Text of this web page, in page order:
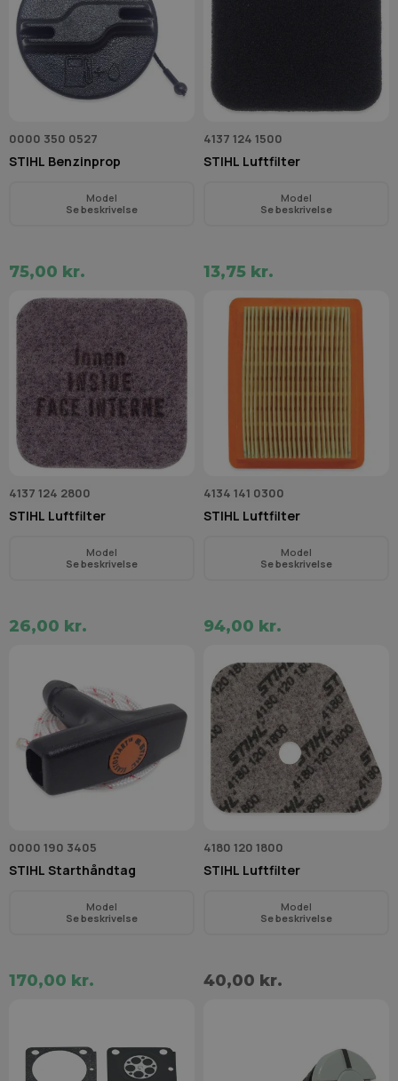
0000 350 0527
STIHL Benzinprop
Model
Se beskrivelse
75,00 kr.
4137 124 1500
STIHL Luftfilter
Model
Se beskrivelse
13,75 kr.
4137 124 2800
STIHL Luftfilter
Model
Se beskrivelse
26,00 kr.
4134 141 0300
STIHL Luftfilter
Model
Se beskrivelse
94,00 kr.
0000 190 3405
STIHL Starthåndtag
Model
Se beskrivelse
170,00 kr.
4180 120 1800
STIHL Luftfilter
Model
Se beskrivelse
40,00 kr.